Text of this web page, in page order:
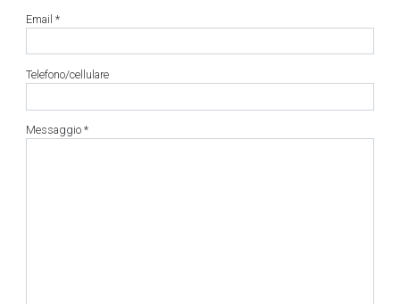
Email *
Telefono/cellulare
Messaggio *